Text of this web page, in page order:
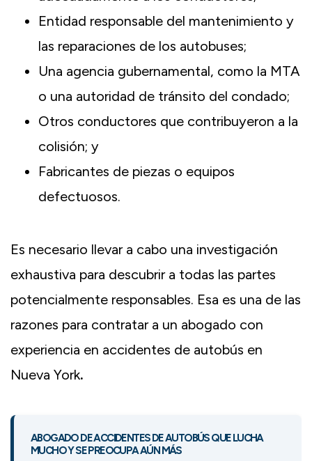
Entidad responsable del mantenimiento y
las reparaciones de los autobuses;
Una agencia gubernamental, como la MTA
o una autoridad de tránsito del condado;
Otros conductores que contribuyeron a la
colisión; y
Fabricantes de piezas o equipos
defectuosos.
Es necesario llevar a cabo una investigación
exhaustiva para descubrir a todas las partes
potencialmente responsables. Esa es una de las
razones para contratar a un abogado con
experiencia en accidentes de autobús en
Nueva York.
ABOGADO DE ACCIDENTES DE AUTOBÚS QUE LUCHA
MUCHO Y SE PREOCUPA AÚN MÁS